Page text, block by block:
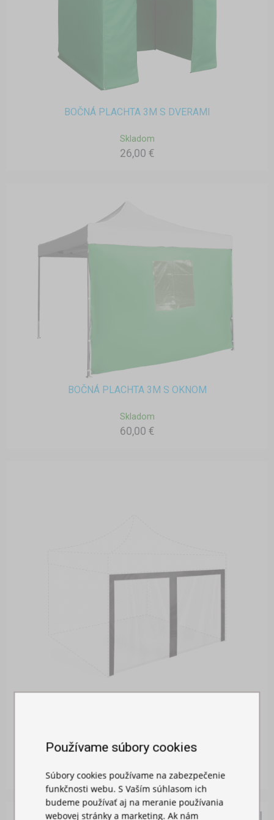
BOČNÁ PLACHTA 3M S DVERAMI
Skladom
26,00 €
BOČNÁ PLACHTA 3M S OKNOM
Skladom
60,00 €
Skladom
26,00 €
Používame súbory cookies
Súbory cookies používame na zabezpečenie
funkčnosti webu. S Vaším súhlasom ich
budeme používať aj na meranie používania
webovej stránky a marketing. Ak nám